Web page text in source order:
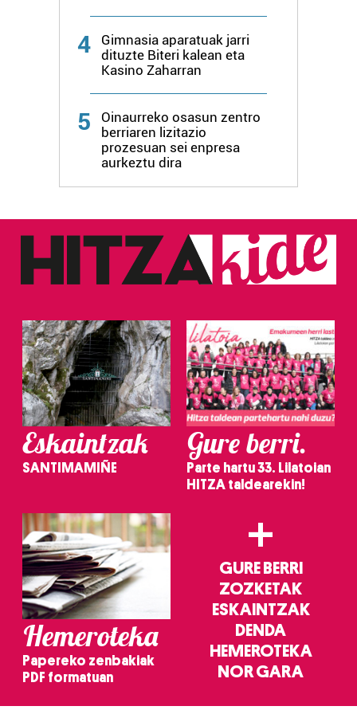
4
Gimnasia aparatuak jarri
dituzte Biteri kalean eta
Kasino Zaharran
5
Oinaurreko osasun zentro
berriaren lizitazio
prozesuan sei enpresa
aurkeztu dira
Eskaintzak
SANTIMAMIÑE
Gure berri.
Parte hartu 33. Lilatoian
HITZA taldearekin!
Hemeroteka
Papereko zenbakiak
PDF formatuan
+
GURE BERRI
ZOZKETAK
ESKAINTZAK
DENDA
HEMEROTEKA
NOR GARA